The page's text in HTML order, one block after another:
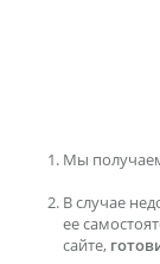
Мы
В случае
ее
сайте,